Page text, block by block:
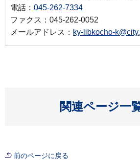
電話： 045-262-7334
ファクス：045-262-0052
メールアドレス： ky-libkocho-
関連ページ一
開く
前のページに戻る